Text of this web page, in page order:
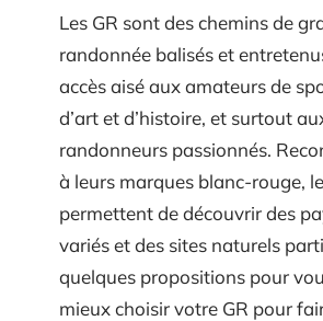
Les GR sont des chemins de
randonnée balisés et
accès aisé aux amateurs de
d’art et d’histoire, et surtout
randonneurs passionnés.
à leurs marques blanc-rouge,
permettent de découvrir des
variés et des sites naturels
quelques propositions pour
mieux choisir votre GR pour